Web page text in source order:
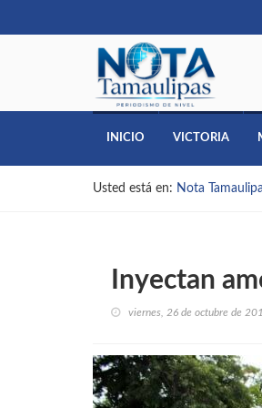
INICIO VICTORIA
Usted está en: Nota
Inyectan
viernes, 26 de octubre de